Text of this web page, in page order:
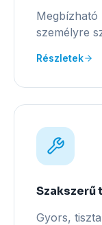
Megbízható
személyre
Részletek
Gyors,